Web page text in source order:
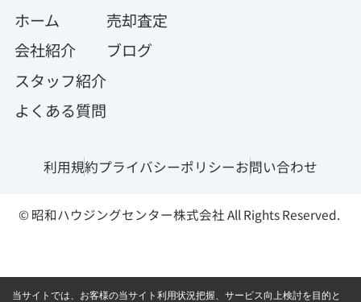
ホーム
会社紹介
スタッフ紹介
よくある質問
売却査定
ブログ
利用規約プライバシーポリシーお問い合わせ
© 昭和ハウジングセンター株式会社 All Rights Reserved.
当サイトでは、お客様の当サイト利用状況把握、サービス向上検討を目的と